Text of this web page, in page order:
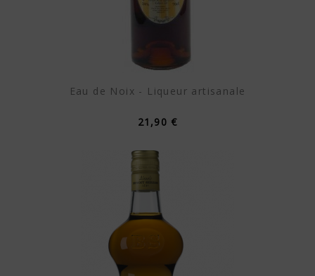
Eau de Noix - Liqueur artisanale
21,90 €